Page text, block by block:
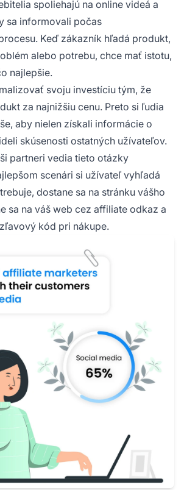
spoliehajú na online videá a
sa informovali počas
Keď zákazník hľadá produkt,
alebo potrebu, chce mať istotu,
najlepšie.
svoju investíciu tým, že
za najnižšiu cenu. Preto si ľudia
aby nielen získali informácie o
skúsenosti ostatných užívateľov.
partneri vedia tieto otázky
scenári si užívateľ vyhľadá
dostane sa na stránku vášho
sa na váš web cez affiliate odkaz a
kód pri nákupe.